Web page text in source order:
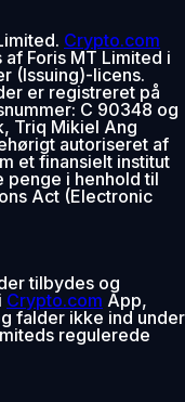
Crypto.com
Foris MT Limited i
(Issuing)-licens.
er registreret på
C 90348 og
Triq Mikiel Ang
autoriseret af
et finansielt institut
penge i henhold til
Act (Electronic
tilbydes og
Crypto.com App,
falder ikke ind under
regulerede